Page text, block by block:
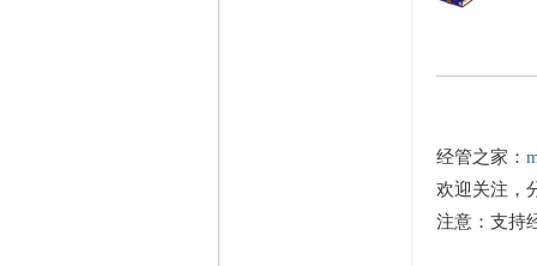
经管之家：
欢迎关注，
注意：支持